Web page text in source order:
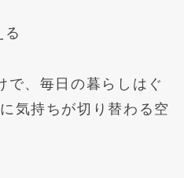
る
で、毎日の暮らしはぐ
気持ちが切り替わる空